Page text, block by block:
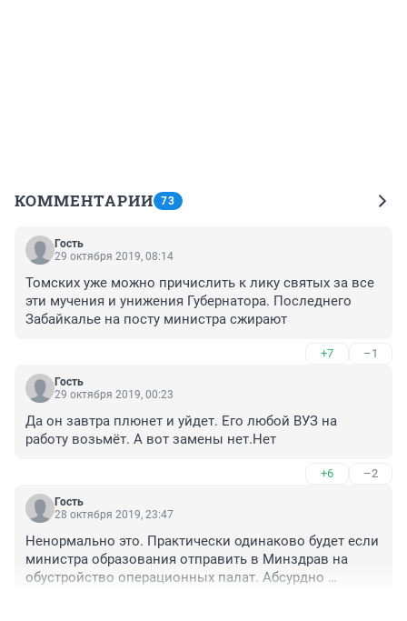
КОММЕНТАРИИ 73
Гость
29 октября 2019, 08:14
Томских уже можно причислить к лику святых за все
эти мучения и унижения Губернатора. Последнего
Забайкалье на посту министра сжирают
+7 –1
Гость
29 октября 2019, 00:23
Да он завтра плюнет и уйдет. Его любой ВУЗ на
работу возьмёт. А вот замены нет.Нет
+6 –2
Гость
28 октября 2019, 23:47
Ненормально это. Практически одинаково будет если
министра образования отправить в Минздрав на
обустройство операционных палат. Абсурдно